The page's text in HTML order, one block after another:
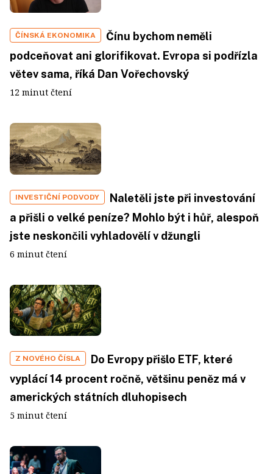
ČÍNSKÁ EKONOMIKA
Čínu bychom neměli
podceňovat ani glorifikovat. Evropa si podřízla
větev sama, říká Dan Vořechovský
12 minut čtení
INVESTIČNÍ PODVODY
Naletěli jste při investování
a přišli o velké peníze? Mohlo být i hůř, alespoň
jste neskončili vyhladovělí v džungli
6 minut čtení
Z NOVÉHO ČÍSLA
Do Evropy přišlo ETF, které
vyplácí 14 procent ročně, většinu peněz má v
amerických státních dluhopisech
5 minut čtení